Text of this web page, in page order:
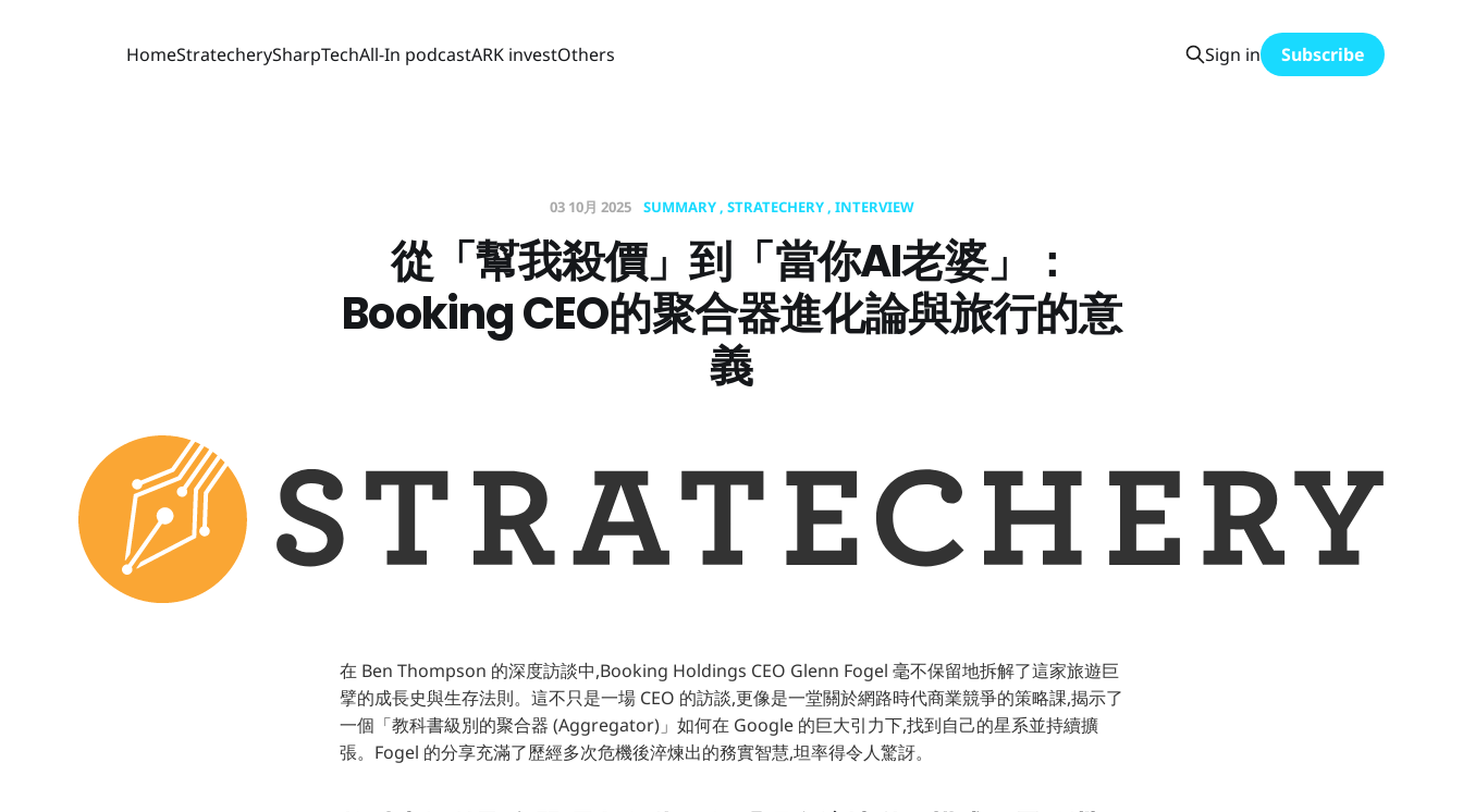
HomeStratecherySharpTechAll-In podcastARK investOthers Sign in Subscribe
03 10月 2025 SUMMARY STRATECHERY INTERVIEW
從「幫我殺價」到「當你AI老婆」：
Booking CEO的聚合器進化論與旅行的意
義
在 Ben Thompson 的深度訪談中,Booking Holdings CEO Glenn Fogel 毫不保留地拆解了這家旅遊巨
擘的成長史與生存法則。這不只是一場 CEO 的訪談,更像是一堂關於網路時代商業競爭的策略課,揭示了
一個「教科書級別的聚合器 (Aggregator)」如何在 Google 的巨大引力下,找到自己的星系並持續擴
張。Fogel 的分享充滿了歷經多次危機後淬煉出的務實智慧,坦率得令人驚訝。